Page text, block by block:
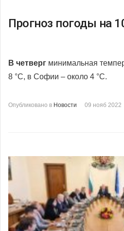
Прогноз погоды на
В четверг минимальная
8 °С, в Софии – около 4 °С.
Опубликовано в Новости 09 нояб 2022